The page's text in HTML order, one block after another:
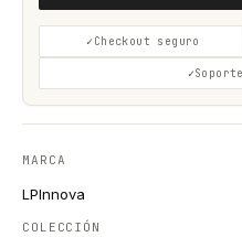
Checkout seguro
MARCA
LPInnova
COLECCIÓN